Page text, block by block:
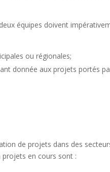
équipes doivent
ou régionales;
donnée aux projets portés
de projets dans des
projets en cours sont :